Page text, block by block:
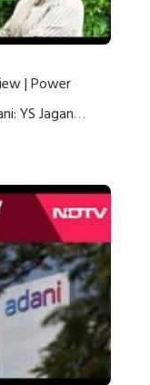
| Power
YS Jagan